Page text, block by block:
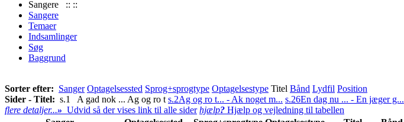
Sangere :: ::
Sangere
Temaer
Indsamlinger
Søg
Baggrund
Sorter efter: Sanger Optagelsessted Sprog+sprogtype Optagelsestype Titel Bånd Lydfil Position
Sider - Titel: s.1 A gad nok ... Ag og ro t s.2Ag og ro t... - Ak noget m... s.26En dag nu ... - En jæger g...
flere detaljer...» Udvid så der vises link til alle sider hjælp? Hjælp og vejledning til tabellen